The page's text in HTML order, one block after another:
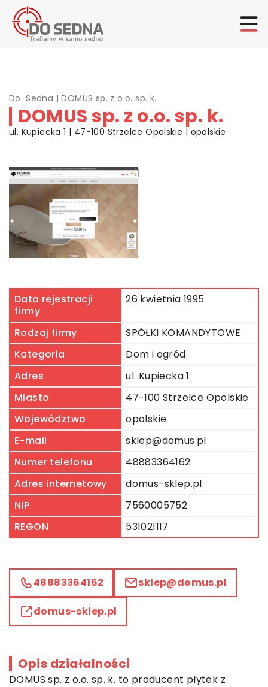
Do-Sedna |DOMUS sp. z o.o. sp. k.
DOMUS sp. z o.o. sp. k.
ul. Kupiecka 1 | 47-100 Strzelce Opolskie | opolskie
Data rejestracji
firmy
26 kwietnia 1995
Rodzaj firmy
SPÓŁKI KOMANDYTOWE
Kategoria
Dom i ogród
Adres
ul. Kupiecka 1
Miasto
47-100 Strzelce Opolskie
Województwo
opolskie
E-mail
sklep@domus.pl
Numer telefonu
48883364162
Adres internetowy
domus-sklep.pl
NIP
7560005752
REGON
531021117
48883364162 sklep@domus.pl
domus-sklep.pl
Opis działalności
DOMUS sp. z o.o. sp. k. to producent płytek z